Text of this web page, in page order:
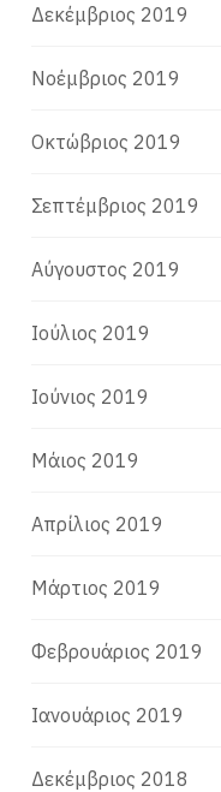
Δεκέμβριος 2019
Νοέμβριος 2019
Οκτώβριος 2019
Σεπτέμβριος 2019
Αύγουστος 2019
Ιούλιος 2019
Ιούνιος 2019
Μάιος 2019
Απρίλιος 2019
Μάρτιος 2019
Φεβρουάριος 2019
Ιανουάριος 2019
Δεκέμβριος 2018